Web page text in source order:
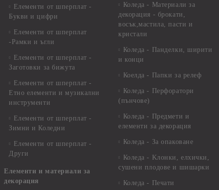
Елементи от шперплат -
Букви и цифри
Елементи от шперплат
-Рамки и ъгли
Елементи от шперплат -
Заготовки за бижута
Елементи от шперплат -
Етно елементи и музикални
инструменти
Елементи от шперплат -
Зимни и Коледни
Елементи от шперплат -
Други
Елементи и материали за
декорация
Коледа - Материали за
декорация - брокати,
восък,мастила, пасти и
кристали
Коледа - Панделки, ширити
и конци
Коелда - Папки за релеф
Коледа - Перфоратори
(пънчове)
Коледа - Предмети и
елементи за декорация
Коледа - За опаковане
Коледа - Kлонки, елхички,
сушени плодове и шишарки
Коледа - Печати